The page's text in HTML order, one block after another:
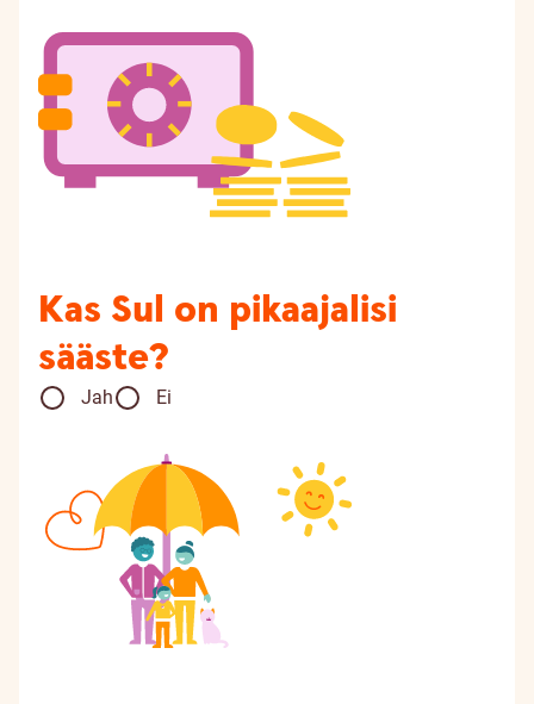
Kas Sul on pikaajalisi
sääste?
Jah Ei